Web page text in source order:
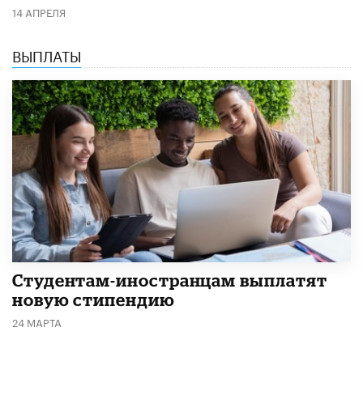
14 АПРЕЛЯ
ВЫПЛАТЫ
Студентам-иностранцам выплатят
новую стипендию
24 МАРТА